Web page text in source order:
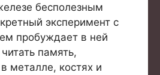
бесполезным
эксперимент с
пробуждает в ней
память,
металле, костях и